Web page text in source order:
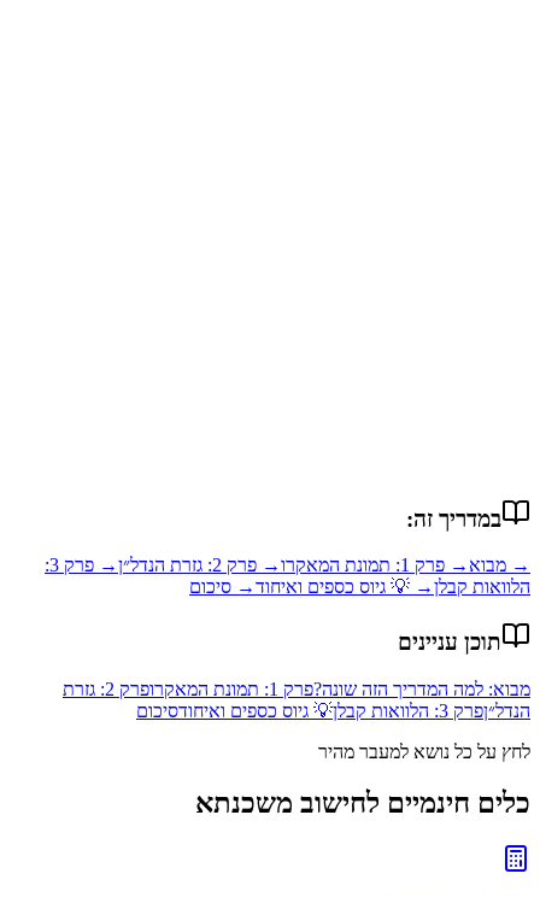
במדריך זה:
→ מבוא → פרק 1: תמונת המאקרו → פרק 2: גזרת הנדל״ן
→ פרק 3:
הלוואות קבלן→ 💡 גיוס כספים ואיחוד→ סיכום
תוכן עניינים
מבוא: למה המדריך הזה שונה?פרק 1: תמונת המאקרו
פרק 2: גזרת
הנדל״ןפרק 3: הלוואות קבלן 💡 גיוס כספים ואיחודסיכום
לחץ על כל נושא למעבר מהיר
כלים חינמיים לחישוב משכנתא